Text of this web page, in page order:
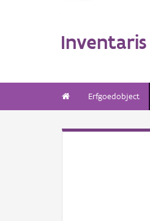
Inventaris
Erfgoedobject